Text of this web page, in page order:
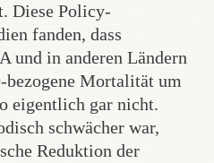
Diese Policy-
fanden, dass
und in anderen Ländern
Mortalität um
eigentlich gar nicht.
schwächer war,
Reduktion der